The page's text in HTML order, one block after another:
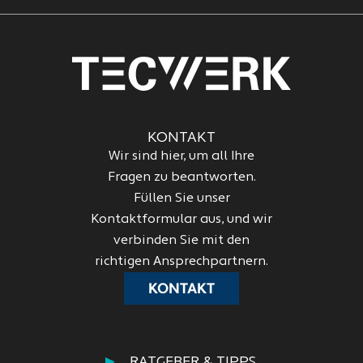
KONTAKT
Wir sind hier, um all Ihre
Fragen zu beantworten.
Füllen Sie unser
Kontaktformular aus, und wir
verbinden Sie mit den
richtigen Ansprechpartnern.
KONTAKT